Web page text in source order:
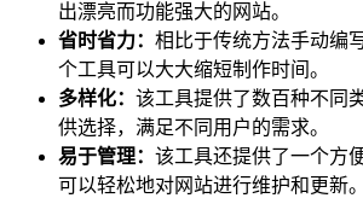
出漂亮而功能强大的网站。
省时省力： 相比于传统方法手动编
个工具可以大大缩短制作时间。
多样化： 该工具提供了数百种不同
供选择，满足不同用户的需求。
易于管理： 该工具还提供了一个方
可以轻松地对网站进行维护和更新。